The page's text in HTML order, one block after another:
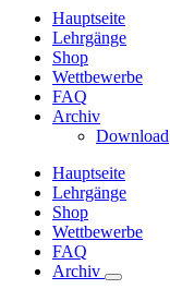
Hauptseite
Lehrgänge
Shop
Wettbewerbe
FAQ
Archiv
Download
Hauptseite
Lehrgänge
Shop
Wettbewerbe
FAQ
Archiv